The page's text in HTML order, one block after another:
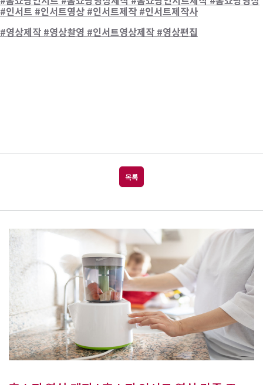
#인서트 #인서트영상 #인서트제작 #인서트제작사
#영상제작 #영상촬영 #인서트영상제작 #영상편집
목록